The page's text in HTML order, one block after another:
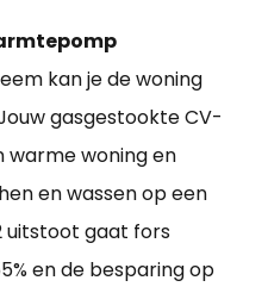
kan je de woning
gasgestookte CV-
warme woning en
en wassen op een
uitstoot gaat fors
en de besparing op